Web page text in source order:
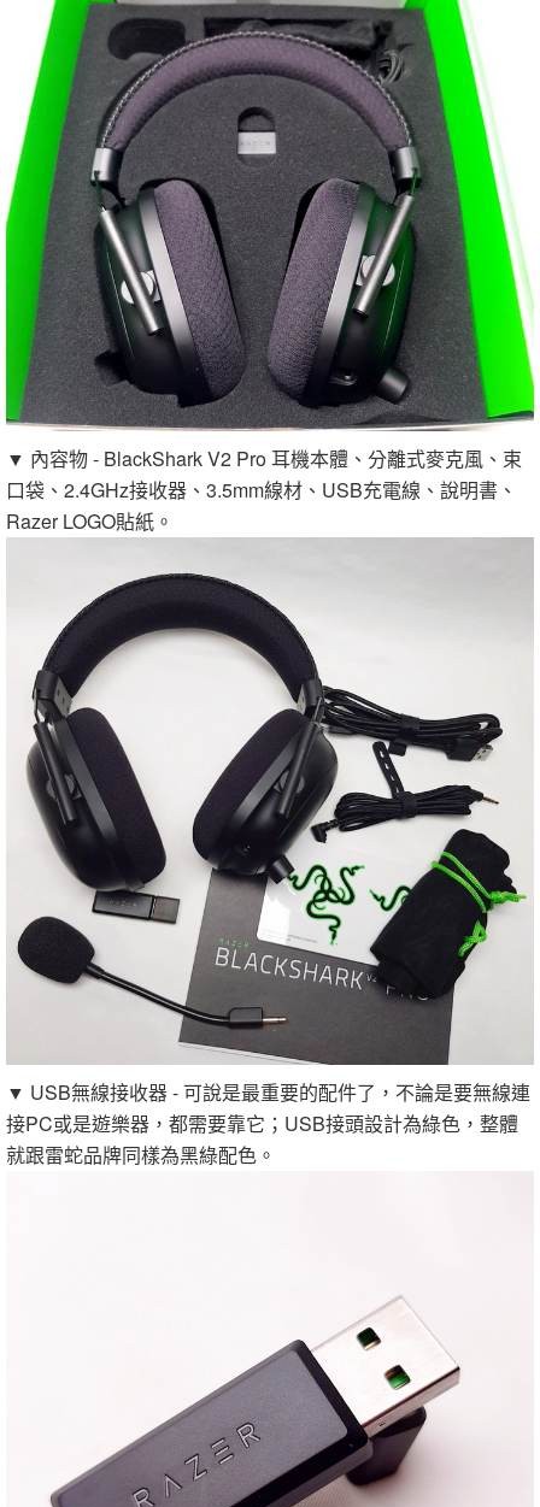
▼ 內容物 - BlackShark V2 Pro 耳機本體、分離式麥克風、束
口袋、2.4GHz接收器、3.5mm線材、USB充電線、說明書、
Razer LOGO貼紙。
▼ USB無線接收器 - 可說是最重要的配件了，不論是要無線連
接PC或是遊樂器，都需要靠它；USB接頭設計為綠色，整體
就跟雷蛇品牌同樣為黑綠配色。